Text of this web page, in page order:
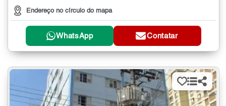
Endereço no círculo do mapa
WhatsApp Contatar